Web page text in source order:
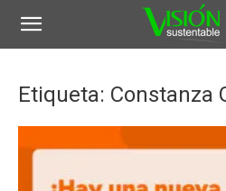
Etiqueta: Constanza